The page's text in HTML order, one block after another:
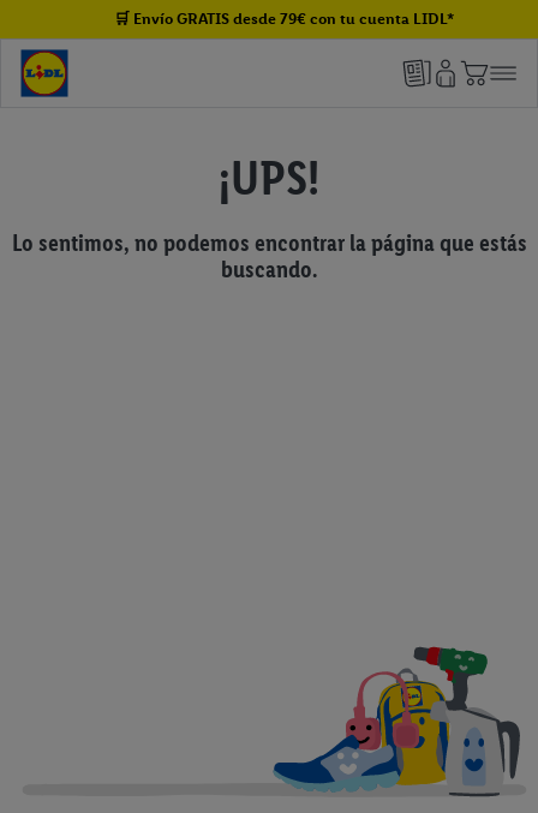
🛒 Envío GRATIS desde 79€ con tu cuenta LIDL*
¡UPS!
Lo sentimos, no podemos encontrar la página que estás
buscando.